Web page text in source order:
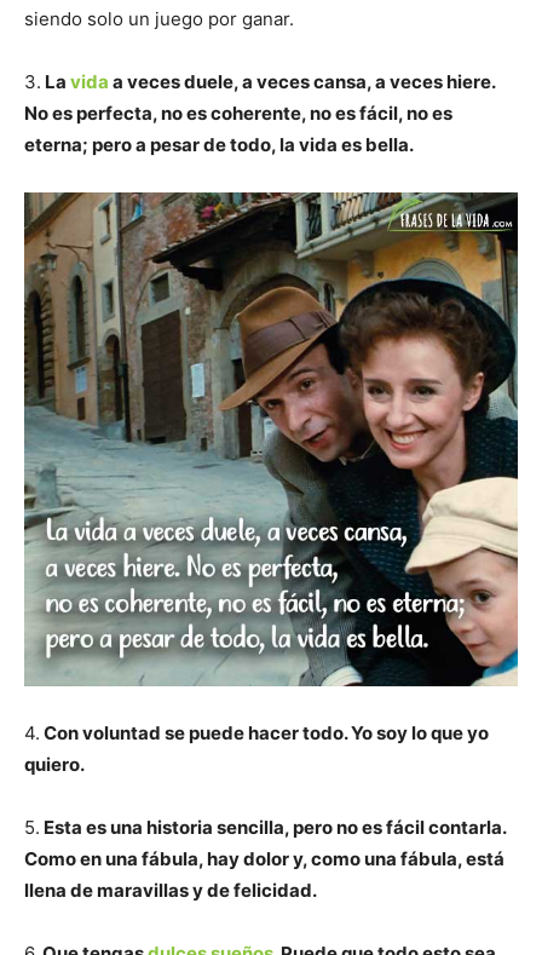
siendo solo un juego por ganar.
3. La vida a veces duele, a veces cansa, a veces hiere.
No es perfecta, no es coherente, no es fácil, no es
eterna; pero a pesar de todo, la vida es bella.
4. Con voluntad se puede hacer todo. Yo soy lo que yo
quiero.
5. Esta es una historia sencilla, pero no es fácil contarla.
Como en una fábula, hay dolor y, como una fábula, está
llena de maravillas y de felicidad.